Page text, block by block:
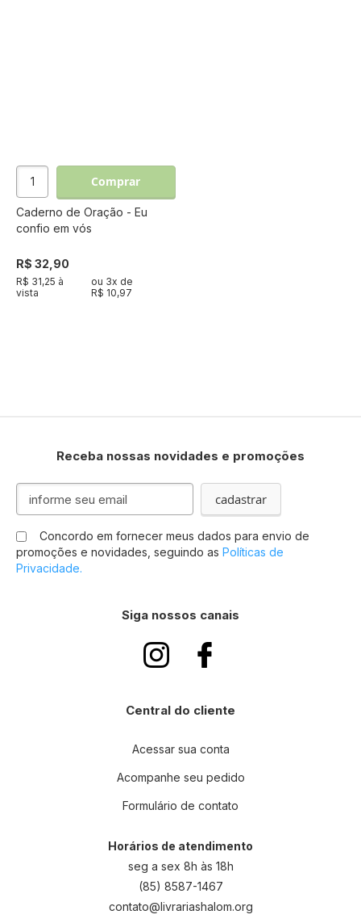
Comprar
Caderno de Oração - Eu
confio em vós
R$ 32,90
R$ 31,25 à
vista
ou 3x de
R$ 10,97
Receba nossas novidades e promoções
Inscreva-
nossa
Newsletter:
cadastrar
Concordo em fornecer meus dados para envio de
promoções e novidades, seguindo as Políticas de
Privacidade.
Siga nossos canais
Central do cliente
Acessar sua conta
Acompanhe seu pedido
Formulário de contato
Horários de atendimento
seg a sex 8h às 18h
(85) 8587-1467
contato@livrariashalom.org